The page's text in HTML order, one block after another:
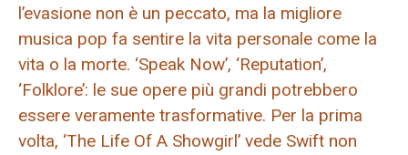
l’evasione non è un peccato, ma la migliore
musica pop fa sentire la vita personale come la
vita o la morte. ‘Speak Now’, ‘Reputation’,
‘Folklore’: le sue opere più grandi potrebbero
essere veramente trasformative. Per la prima
volta, ‘The Life Of A Showgirl’ vede Swift non